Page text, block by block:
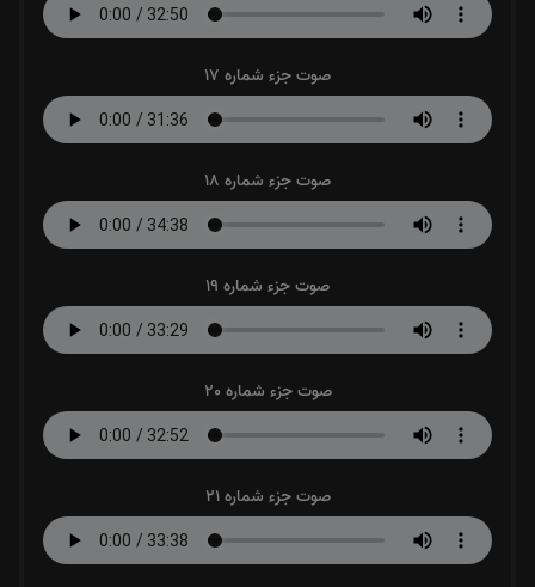
صوت جزء شماره 17
صوت جزء شماره 18
صوت جزء شماره 19
صوت جزء شماره 20
صوت جزء شماره 21